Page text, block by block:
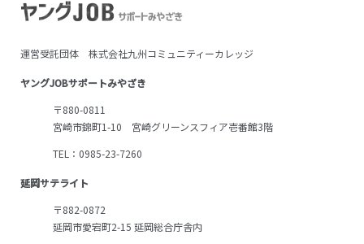
運営受託団体 株式会社九州コミュニティーカレッジ
ヤングJOBサポートみやざき
〒880-0811
宮崎市錦町1-10 宮崎グリーンスフィア壱番館3階
TEL：0985-23-7260
延岡サテライト
〒882-0872
延岡市愛宕町2-15 延岡総合庁舎内